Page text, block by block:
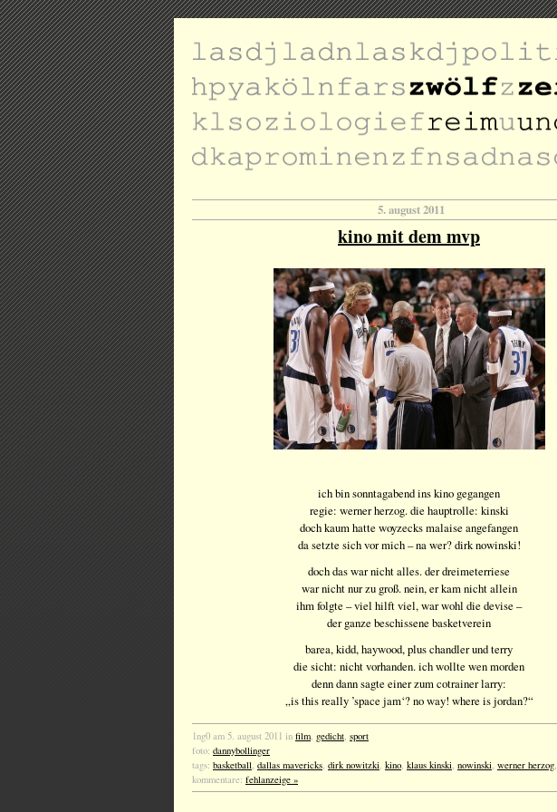
5. august 2011
kino mit dem mvp
ich bin sonntagabend ins kino gegangen
regie: werner herzog. die hauptrolle: kinski
doch kaum hatte woyzecks malaise angefangen
da setzte sich vor mich – na wer? dirk nowinski!
doch das war nicht alles. der dreimeterriese
war nicht nur zu groß. nein, er kam nicht allein
ihm folgte – viel hilft viel, war wohl die devise –
der ganze beschissene basketverein
barea, kidd, haywood, plus chandler und terry
die sicht: nicht vorhanden. ich wollte wen morden
denn dann sagte einer zum cotrainer larry:
„is this really ’space jam‘? no way! where is jordan?“
1ng0 am 5. august 2011 in film, gedicht, sport
foto: dannybollinger
tags: basketball, dallas mavericks, dirk nowitzki, kino, klaus kinski, nowinski, werner herzog,
kommentare: fehlanzeige »